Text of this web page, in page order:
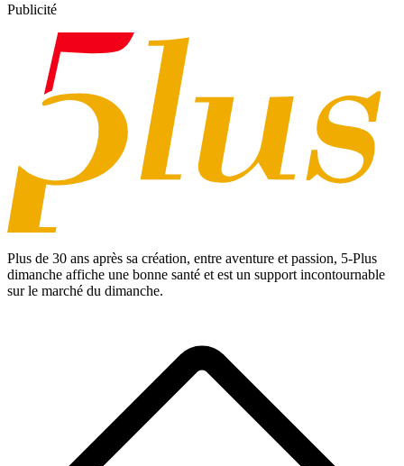
Publicité
Plus de 30 ans après sa création, entre aventure et passion, 5-Plus
dimanche affiche une bonne santé et est un support incontournable
sur le marché du dimanche.